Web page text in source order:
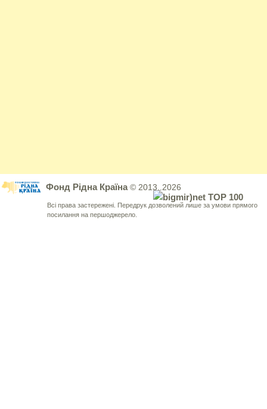
Фонд Рідна Країна© 2013..2026
Всі права застережені. Передрук дозволений лише за умови прямого
посилання на першоджерело.